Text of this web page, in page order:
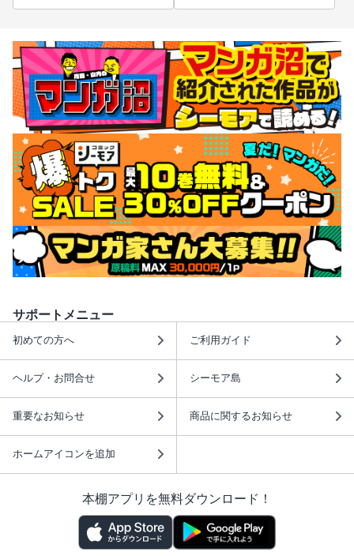
サポートメニュー
初めての方へ ご利用ガイド
ヘルプ・お問合せ シーモア島
重要なお知らせ 商品に関するお知らせ
ホームアイコンを追加
本棚アプリを無料ダウンロード！